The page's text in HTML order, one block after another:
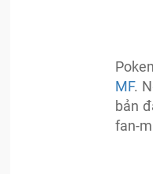
MF.
bản
fan-